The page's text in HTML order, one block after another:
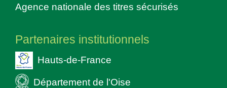
Agence nationale des titres sécurisés
Partenaires institutionnels
Hauts-de-France
Département de l'Oise